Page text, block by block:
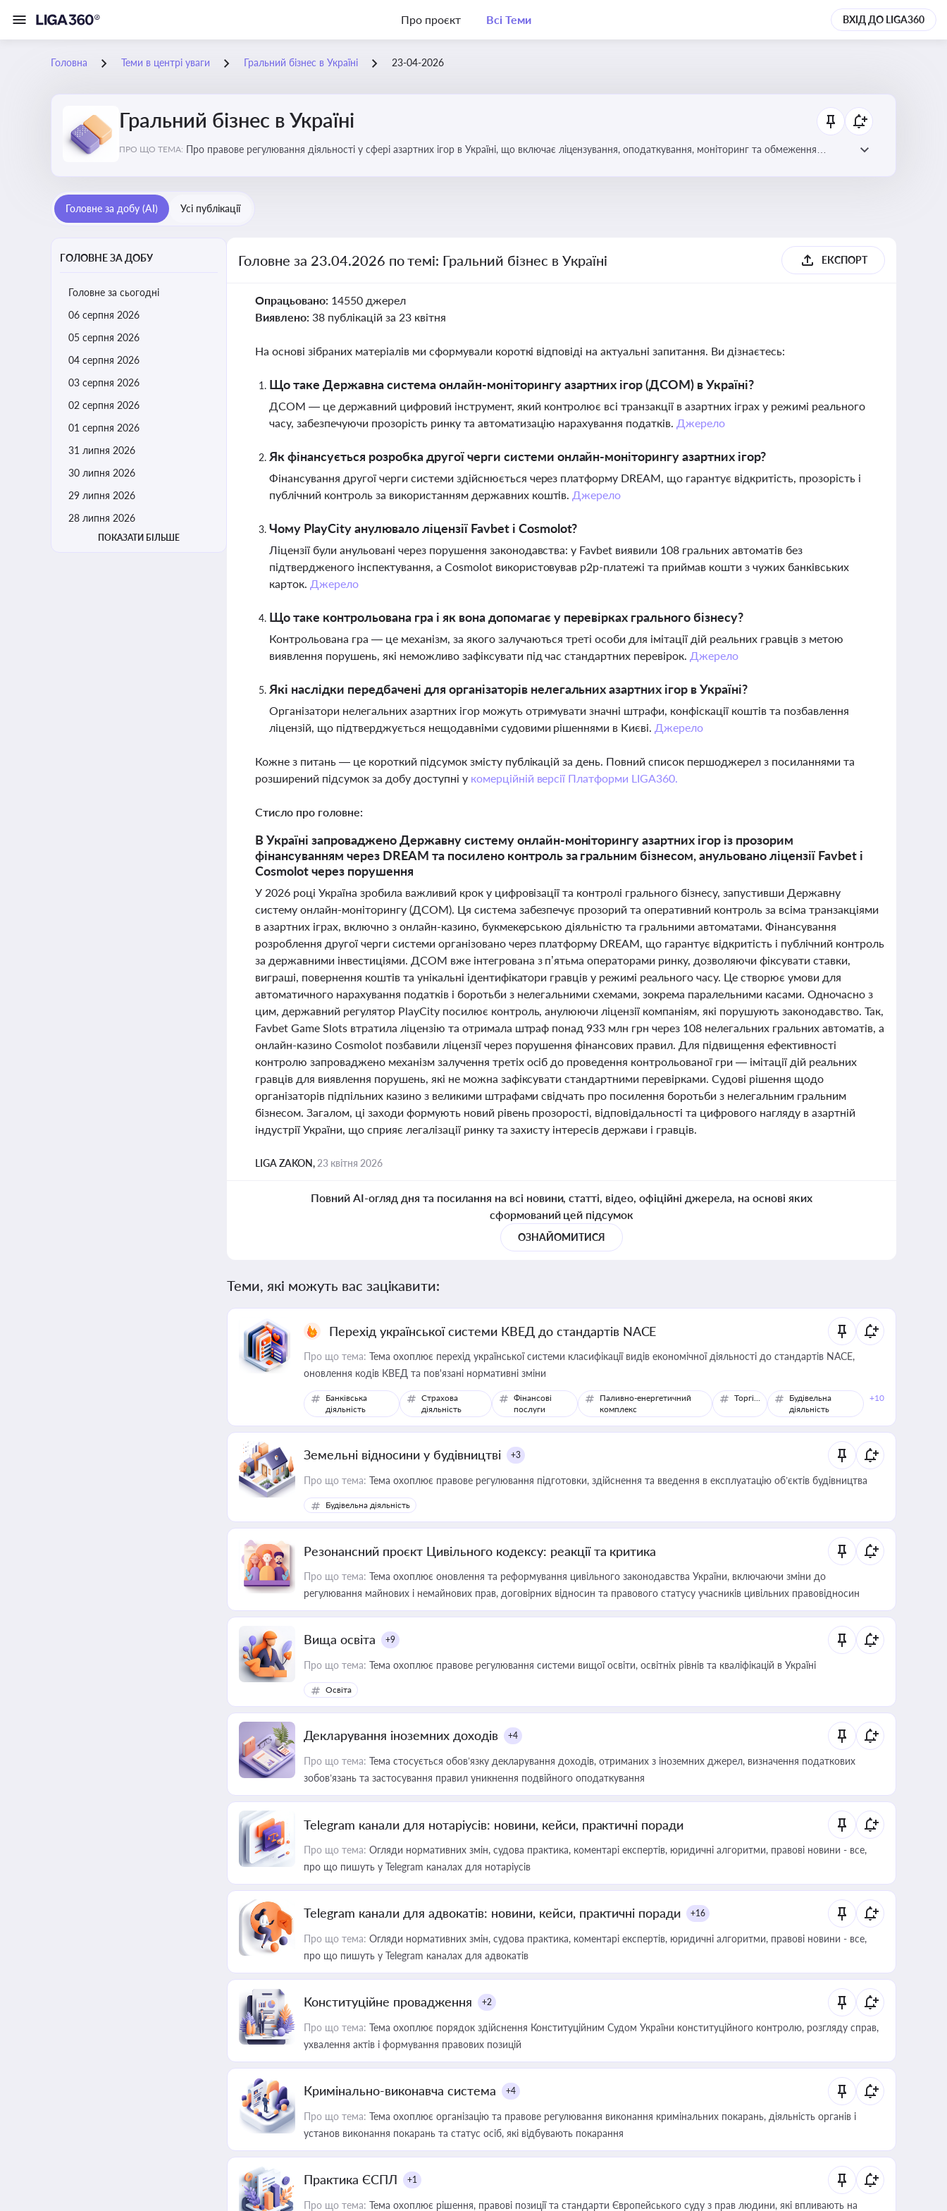
Про проєкт Всі Теми ВХІД ДО LIGA360
Головна Теми в центрі уваги Гральний бізнес в Україні 23-04-2026
Гральний бізнес в Україні
ПРО ЩО ТЕМА: Про правове регулювання діяльності у сфері азартних ігор в Україні, що включає ліцензування, оподаткування, моніторинг та обмеження
Головне за добу (AI) Усі публікації
ГОЛОВНЕ ЗА ДОБУ
Головне за сьогодні
06 серпня 2026
05 серпня 2026
04 серпня 2026
03 серпня 2026
02 серпня 2026
01 серпня 2026
31 липня 2026
30 липня 2026
29 липня 2026
28 липня 2026
ПОКАЗАТИ БІЛЬШЕ
Головне за 23.04.2026 по темі: Гральний бізнес в Україні ЕКСПОРТ
Опрацьовано: 14550 джерел
Виявлено: 38 публікацій за 23 квітня
На основі зібраних матеріалів ми сформували короткі відповіді на актуальні запитання. Ви дізнаєтесь:
Що таке Державна система онлайн-моніторингу азартних ігор (ДСОМ) в Україні?
ДСОМ — це державний цифровий інструмент, який контролює всі транзакції в азартних іграх у режимі реального
часу, забезпечуючи прозорість ринку та автоматизацію нарахування податків. Джерело
Як фінансується розробка другої черги системи онлайн-моніторингу азартних ігор?
Фінансування другої черги системи здійснюється через платформу DREAM, що гарантує відкритість, прозорість і
публічний контроль за використанням державних коштів. Джерело
Чому PlayCity анулювало ліцензії Favbet і Cosmolot?
Ліцензії були анульовані через порушення законодавства: у Favbet виявили 108 гральних автоматів без
підтвердженого інспектування, а Cosmolot використовував p2p-платежі та приймав кошти з чужих банківських
карток. Джерело
Що таке контрольована гра і як вона допомагає у перевірках грального бізнесу?
Контрольована гра — це механізм, за якого залучаються треті особи для імітації дій реальних гравців з метою
виявлення порушень, які неможливо зафіксувати під час стандартних перевірок. Джерело
Які наслідки передбачені для організаторів нелегальних азартних ігор в Україні?
Організатори нелегальних азартних ігор можуть отримувати значні штрафи, конфіскації коштів та позбавлення
ліцензій, що підтверджується нещодавніми судовими рішеннями в Києві. Джерело
Кожне з питань — це короткий підсумок змісту публікацій за день. Повний список першоджерел з посиланнями та
розширений підсумок за добу доступні у комерційній версії Платформи LIGA360.
Стисло про головне:
В Україні запроваджено Державну систему онлайн-моніторингу азартних ігор із прозорим
фінансуванням через DREAM та посилено контроль за гральним бізнесом, анульовано ліцензії Favbet і
Cosmolot через порушення
У 2026 році Україна зробила важливий крок у цифровізації та контролі грального бізнесу, запустивши Державну
систему онлайн-моніторингу (ДСОМ). Ця система забезпечує прозорий та оперативний контроль за всіма транзакціями
в азартних іграх, включно з онлайн-казино, букмекерською діяльністю та гральними автоматами. Фінансування
розроблення другої черги системи організовано через платформу DREAM, що гарантує відкритість і публічний контроль
за державними інвестиціями. ДСОМ вже інтегрована з п’ятьма операторами ринку, дозволяючи фіксувати ставки,
виграші, повернення коштів та унікальні ідентифікатори гравців у режимі реального часу. Це створює умови для
автоматичного нарахування податків і боротьби з нелегальними схемами, зокрема паралельними касами. Одночасно з
цим, державний регулятор PlayCity посилює контроль, анулюючи ліцензії компаніям, які порушують законодавство. Так,
Favbet Game Slots втратила ліцензію та отримала штраф понад 933 млн грн через 108 нелегальних гральних автоматів, а
онлайн-казино Cosmolot позбавили ліцензії через порушення фінансових правил. Для підвищення ефективності
контролю запроваджено механізм залучення третіх осіб до проведення контрольованої гри — імітації дій реальних
гравців для виявлення порушень, які не можна зафіксувати стандартними перевірками. Судові рішення щодо
організаторів підпільних казино з великими штрафами свідчать про посилення боротьби з нелегальним гральним
бізнесом. Загалом, ці заходи формують новий рівень прозорості, відповідальності та цифрового нагляду в азартній
індустрії України, що сприяє легалізації ринку та захисту інтересів держави і гравців.
LIGA ZAKON, 23 квітня 2026
Повний AI-огляд дня та посилання на всі новини, статті, відео, офіційні джерела, на основі яких
сформований цей підсумок
ОЗНАЙОМИТИСЯ
Теми, які можуть вас зацікавити:
Перехід української системи КВЕД до стандартів NACE
Про що тема: Тема охоплює перехід української системи класифікації видів економічної діяльності до стандартів NACE,
оновлення кодів КВЕД та пов'язані нормативні зміни
Банківська
діяльність
Страхова
діяльність
Фінансові
послуги
Паливно-енергетичний
комплекс
Торгівля
Будівельна
діяльність
+10
Земельні відносини у будівництві +3
Про що тема: Тема охоплює правове регулювання підготовки, здійснення та введення в експлуатацію об’єктів будівництва
Будівельна діяльність
Резонансний проєкт Цивільного кодексу: реакції та критика
Про що тема: Тема охоплює оновлення та реформування цивільного законодавства України, включаючи зміни до
регулювання майнових і немайнових прав, договірних відносин та правового статусу учасників цивільних правовідносин
Вища освіта +9
Про що тема: Тема охоплює правове регулювання системи вищої освіти, освітніх рівнів та кваліфікацій в Україні
Освіта
Декларування іноземних доходів +4
Про що тема: Тема стосується обов’язку декларування доходів, отриманих з іноземних джерел, визначення податкових
зобов’язань та застосування правил уникнення подвійного оподаткування
Telegram канали для нотаріусів: новини, кейси, практичні поради
Про що тема: Огляди нормативних змін, судова практика, коментарі експертів, юридичні алгоритми, правові новини - все,
про що пишуть у Telegram каналах для нотаріусів
Telegram канали для адвокатів: новини, кейси, практичні поради +16
Про що тема: Огляди нормативних змін, судова практика, коментарі експертів, юридичні алгоритми, правові новини - все,
про що пишуть у Telegram каналах для адвокатів
Конституційне провадження +2
Про що тема: Тема охоплює порядок здійснення Конституційним Судом України конституційного контролю, розгляду справ,
ухвалення актів і формування правових позицій
Кримінально-виконавча система +4
Про що тема: Тема охоплює організацію та правове регулювання виконання кримінальних покарань, діяльність органів і
установ виконання покарань та статус осіб, які відбувають покарання
Практика ЄСПЛ +1
Про що тема: Тема охоплює рішення, правові позиції та стандарти Європейського суду з прав людини, які впливають на